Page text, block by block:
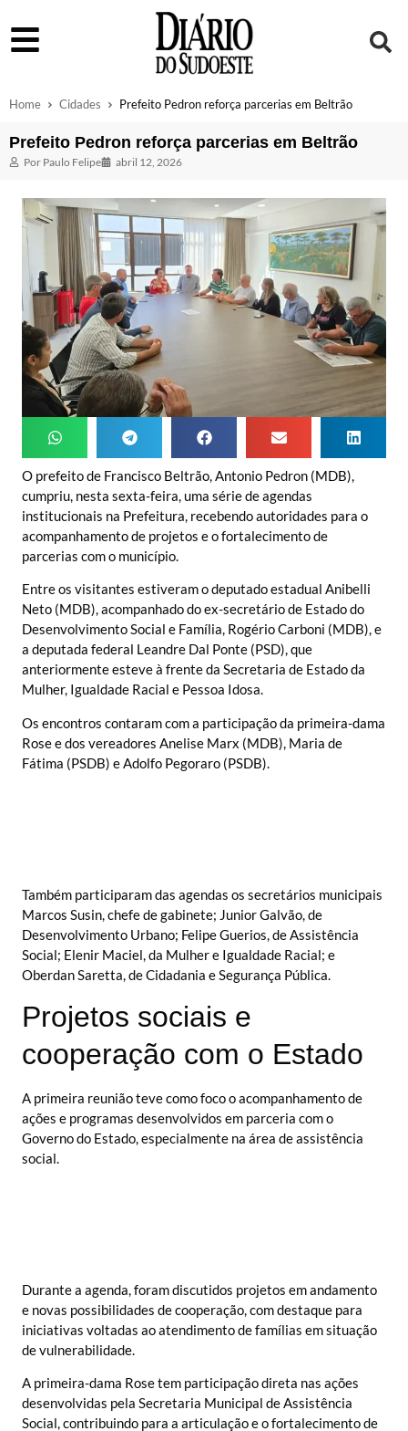
Home Cidades Prefeito Pedron reforça parcerias em Beltrão
Prefeito Pedron reforça parcerias em Beltrão
Por Paulo Felipe abril 12, 2026
O prefeito de Francisco Beltrão, Antonio Pedron (MDB),
cumpriu, nesta sexta-feira, uma série de agendas
institucionais na Prefeitura, recebendo autoridades para o
acompanhamento de projetos e o fortalecimento de
parcerias com o município.
Entre os visitantes estiveram o deputado estadual Anibelli
Neto (MDB), acompanhado do ex-secretário de Estado do
Desenvolvimento Social e Família, Rogério Carboni (MDB), e
a deputada federal Leandre Dal Ponte (PSD), que
anteriormente esteve à frente da Secretaria de Estado da
Mulher, Igualdade Racial e Pessoa Idosa.
Os encontros contaram com a participação da primeira-dama
Rose e dos vereadores Anelise Marx (MDB), Maria de
Fátima (PSDB) e Adolfo Pegoraro (PSDB).
Também participaram das agendas os secretários municipais
Marcos Susin, chefe de gabinete; Junior Galvão, de
Desenvolvimento Urbano; Felipe Guerios, de Assistência
Social; Elenir Maciel, da Mulher e Igualdade Racial; e
Oberdan Saretta, de Cidadania e Segurança Pública.
Projetos sociais e
cooperação com o Estado
A primeira reunião teve como foco o acompanhamento de
ações e programas desenvolvidos em parceria com o
Governo do Estado, especialmente na área de assistência
social.
Durante a agenda, foram discutidos projetos em andamento
e novas possibilidades de cooperação, com destaque para
iniciativas voltadas ao atendimento de famílias em situação
de vulnerabilidade.
A primeira-dama Rose tem participação direta nas ações
desenvolvidas pela Secretaria Municipal de Assistência
Social, contribuindo para a articulação e o fortalecimento de